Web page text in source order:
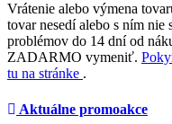
Vrátenie alebo výmena
tovar nesedí alebo s ním nie
problémov do 14 dní od
ZADARMO vymeniť.
tu na stránke .
Aktuálne promoakce